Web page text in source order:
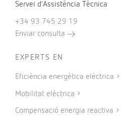
Servei d’Assistència Tècnica
+34 93 745 29 19
Enviar consulta
EXPERTS EN
Eficiència energètica elèctrica
Mobilitat elèctrica
Compensació energia reactiva